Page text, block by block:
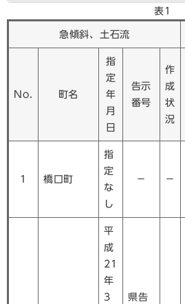
表1
急傾斜、土石流
No. 町名
指
定
年
月
日
告示
番号
作
成
状
況
1 橋口町
指
定
な
し
－ －
平
成
21
年
3
県告